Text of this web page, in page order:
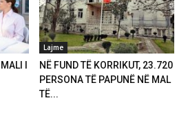
I
Lajme
NË FUND TË KORRIKUT, 23.720
PERSONA TË PAPUNË NË MAL
TË...